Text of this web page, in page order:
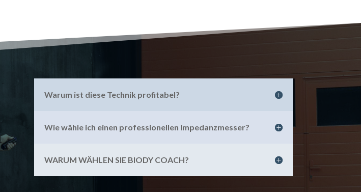
Warum ist diese Technik profitabel?
Wie wähle ich einen professionellen Impedanzmesser?
WARUM WÄHLEN SIE BIODY COACH?